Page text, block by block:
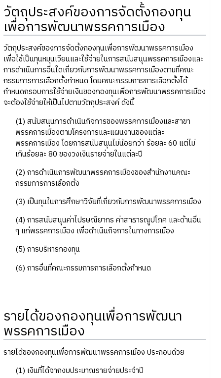
วัตถุประสงค์ของการจัดตั้งกองทุน
เพื่อการพัฒนาพรรคการเมือง
วัตถุประสงค์ของการจัดตั้งกองทุนเพื่อการพัฒนาพรรคการเมือง
เพื่อใช้เป็นทุนหมุนเวียนและใช้จ่ายในการสนับสนุนพรรคการเมืองและ
การดำเนินการอื่นใดเกี่ยวกับการพัฒนาพรรคการเมืองตามที่คณะ
กรรมการการเลือกตั้งกำหนด โดยคณะกรรมการการเลือกตั้งได้
กำหนดกรอบการใช้จ่ายเงินของกองทุนเพื่อการพัฒนาพรรคการเมือง
จะต้องใช้จ่ายให้เป็นไปตามวัตถุประสงค์ ดังนี้
(1) สนับสนุนการดำเนินกิจการของพรรคการเมืองและสาขา
พรรคการเมืองตามโครงการและแผนงานของแต่ละ
พรรคการเมือง โดยการสนับสนุนไม่น้อยกว่า ร้อยละ 60 แต่ไม่
เกินร้อยละ 80 ของวงเงินรายจ่ายในแต่ละปี
(2) การดำเนินการพัฒนาพรรคการเมืองของสำนักงานคณะ
กรรมการการเลือกตั้ง
(3) เป็นทุนในการศึกษาวิจัยที่เกี่ยวกับการพัฒนาพรรคการเมือง
(4) การสนับสนุนค่าไปรษณียากร ค่าสาธารณูปโภค และด้านอื่น
ๆ แก่พรรคการเมือง เพื่อดำเนินกิจการในทางการเมือง
(5) การบริหารกองทุน
(6) การอื่นที่คณะกรรมการการเลือกตั้งกำหนด
รายได้ของกองทุนเพื่อการพัฒนา
พรรคการเมือง
รายได้ของกองทุนเพื่อการพัฒนาพรรคการเมือง ประกอบด้วย
(1) เงินที่ได้จากงบประมาณรายจ่ายประจำปี